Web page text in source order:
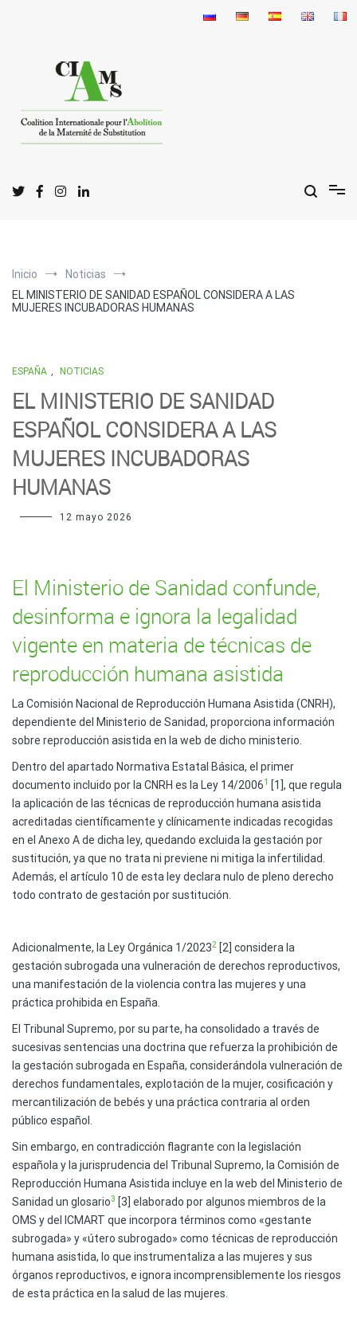
C oalición bolición de la
Inicio
Noticias
EL MINISTERIO DE SANIDAD ESPAÑOL CONSIDERA A LAS
MUJERES INCUBADORAS HUMANAS
ESPAÑA NOTICIAS
EL MINISTERIO DE SANIDAD
ESPAÑOL CONSIDERA A LAS
MUJERES INCUBADORAS
HUMANAS
12 mayo 2026
El Ministerio de Sanidad confunde,
desinforma e ignora la legalidad
vigente en materia de técnicas de
reproducción humana asistida
La Comisión Nacional de Reproducción Humana Asistida (CNRH),
dependiente del Ministerio de Sanidad, proporciona información
sobre reproducción asistida en la web de dicho ministerio.
Dentro del apartado Normativa Estatal Básica, el primer
documento incluido por la CNRH es la Ley 14/20061 [1], que regula
la aplicación de las técnicas de reproducción humana asistida
acreditadas científicamente y clínicamente indicadas recogidas
en el Anexo A de dicha ley, quedando excluida la gestación por
sustitución, ya que no trata ni previene ni mitiga la infertilidad.
Además, el artículo 10 de esta ley declara nulo de pleno derecho
todo contrato de gestación por sustitución.
Adicionalmente, la Ley Orgánica 1/20232 [2] considera la
gestación subrogada una vulneración de derechos reproductivos,
una manifestación de la violencia contra las mujeres y una
práctica prohibida en España.
El Tribunal Supremo, por su parte, ha consolidado a través de
sucesivas sentencias una doctrina que refuerza la prohibición de
la gestación subrogada en España, considerándola vulneración de
derechos fundamentales, explotación de la mujer, cosificación y
mercantilización de bebés y una práctica contraria al orden
público español.
Sin embargo, en contradicción flagrante con la legislación
española y la jurisprudencia del Tribunal Supremo, la Comisión de
Reproducción Humana Asistida incluye en la web del Ministerio de
Sanidad un glosario3 [3] elaborado por algunos miembros de la
OMS y del ICMART que incorpora términos como «gestante
subrogada» y «útero subrogado» como técnicas de reproducción
humana asistida, lo que instrumentaliza a las mujeres y sus
órganos reproductivos, e ignora incomprensiblemente los riesgos
de esta práctica en la salud de las mujeres.